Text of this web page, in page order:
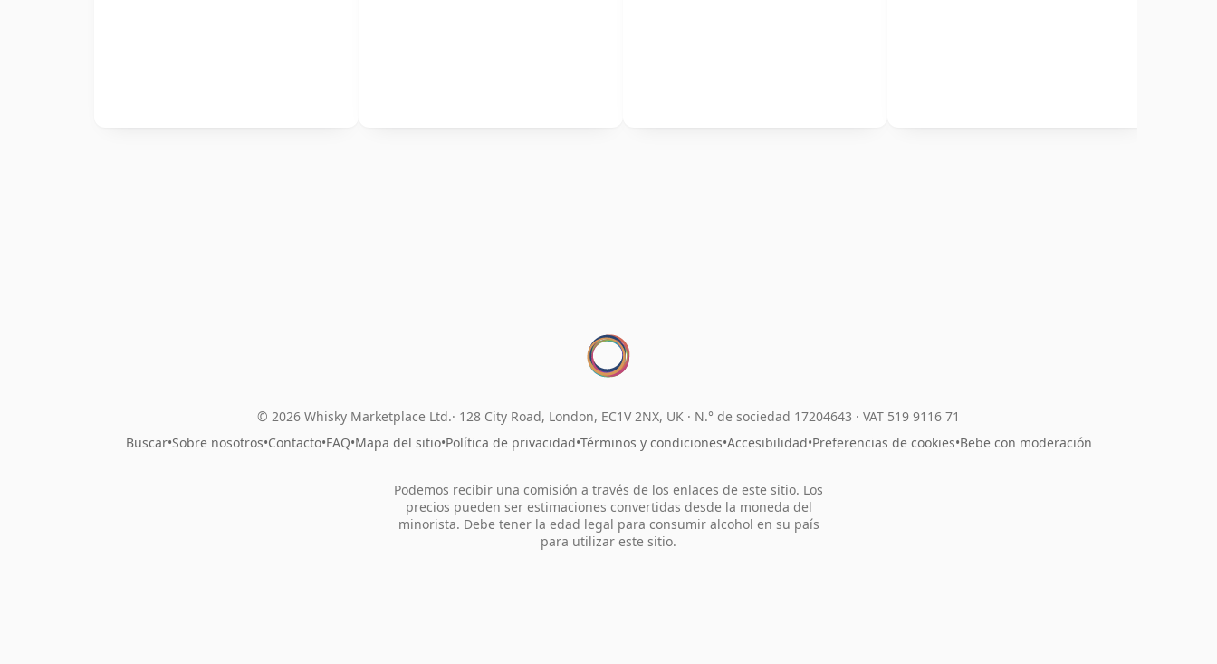
© 2026 Whisky Marketplace Ltd. 128 City Road, London, EC1V 2NX, UK · N.° de sociedad 17204643 · VAT 519 9116 71
Buscar•Sobre nosotros•Contacto•FAQ•Mapa del sitio•Política de privacidad•Términos y condiciones•Accesibilidad•Preferencias de cookies•Bebe con moderación
Podemos recibir una comisión a través de los enlaces de este sitio. Los
precios pueden ser estimaciones convertidas desde la moneda del
minorista. Debe tener la edad legal para consumir alcohol en su país
para utilizar este sitio.